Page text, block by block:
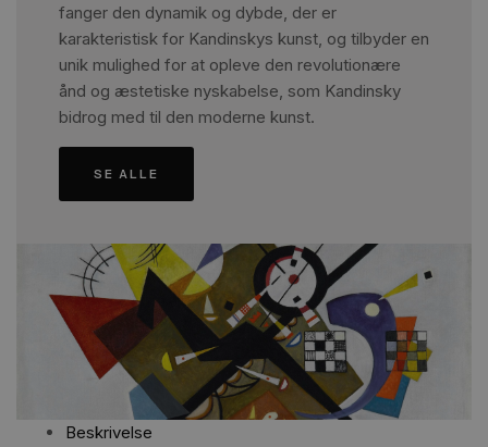
fanger den dynamik og dybde, der er
karakteristisk for Kandinskys kunst, og tilbyder en
unik mulighed for at opleve den revolutionære
ånd og æstetiske nyskabelse, som Kandinsky
bidrog med til den moderne kunst.
SE ALLE
Beskrivelse